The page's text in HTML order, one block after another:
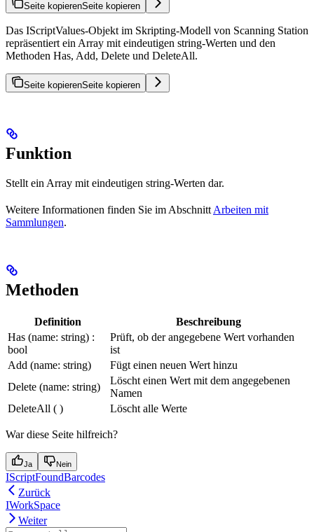
Seite kopierenSeite kopieren
Das IScriptValues-Objekt im Skripting-Modell von Scanning Station
repräsentiert ein Array mit eindeutigen string-Werten und den
Methoden Has, Add, Delete und DeleteAll.
Seite kopierenSeite kopieren
Funktion
Stellt ein Array mit eindeutigen string-Werten dar.
Weitere Informationen finden Sie im Abschnitt Arbeiten mit
Sammlungen.
Methoden
Definition
Beschreibung
Has (name: string) :
bool
Prüft, ob der angegebene Wert vorhanden
ist
Add (name: string)
Fügt einen neuen Wert hinzu
Delete (name: string)
Löscht einen Wert mit dem angegebenen
Namen
DeleteAll ( )
Löscht alle Werte
War diese Seite hilfreich?
Ja Nein
IScriptFoundBarcodes
Zurück
IWorkSpace
Weiter